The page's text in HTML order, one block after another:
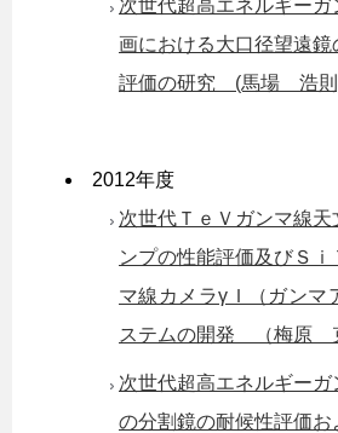
次世代超高エネルギー
画における大口径望遠
評価の研究 (馬場 浩
2012年度
次世代ＴｅＶガンマ線
ンプの性能評価及びＳ
マ線カメラγＩ（ガンマ
ステムの開発 （梅原
次世代超高エネルギーガ
の分割鏡の耐候性評価